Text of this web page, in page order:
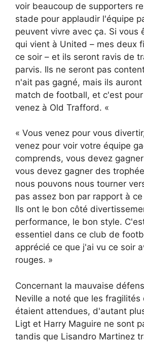
voir beaucoup de supporters
stade pour applaudir l'équipe
peuvent vivre avec ça. Si vous
qui vient à United – mes deux
ce soir – et ils seront ravis de
parvis. Ils ne seront pas
n'ait pas gagné, mais ils
match de football, et c'est
venez à Old Trafford. «
« Vous venez pour vous
venez pour voir votre équipe
comprends, vous devez
vous devez gagner des
nous pouvons nous tourner
pas assez bon par rapport à
Ils ont le bon côté
performance, le bon style.
essentiel dans ce club de
apprécié ce que j'ai vu ce soir
rouges. »
Concernant la mauvaise
Neville a noté que les fragilités
étaient attendues, d'autant
Ligt et Harry Maguire ne sont
tandis que Lisandro Martinez